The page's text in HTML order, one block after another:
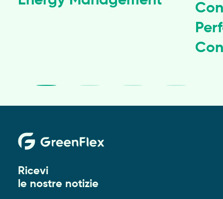
Ricevi
le nostre notizie